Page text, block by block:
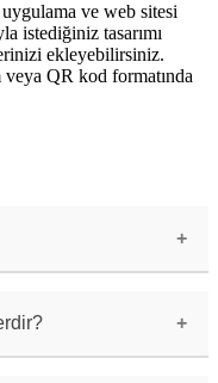
ve web sitesi
istediğiniz tasarımı
ekleyebilirsiniz.
QR kod formatında
dijital
bilgilerini
ve paylaşabilir.